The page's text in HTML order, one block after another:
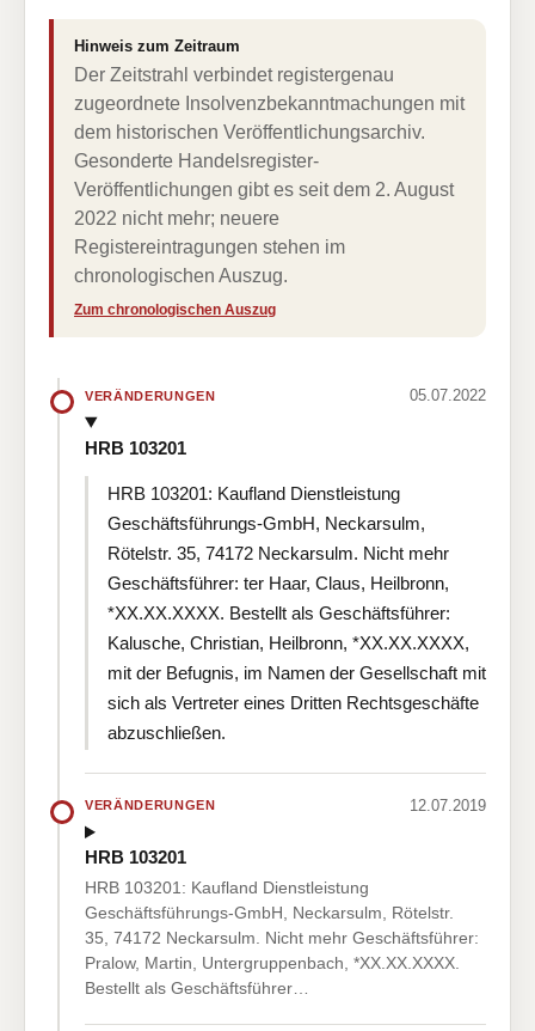
Hinweis zum Zeitraum
Der Zeitstrahl verbindet registergenau
zugeordnete Insolvenzbekanntmachungen mit
dem historischen Veröffentlichungsarchiv.
Gesonderte Handelsregister-
Veröffentlichungen gibt es seit dem 2. August
2022 nicht mehr; neuere
Registereintragungen stehen im
chronologischen Auszug.
Zum chronologischen Auszug
VERÄNDERUNGEN 05.07.2022
HRB 103201
HRB 103201: Kaufland Dienstleistung
Geschäftsführungs-GmbH, Neckarsulm,
Rötelstr. 35, 74172 Neckarsulm. Nicht mehr
Geschäftsführer: ter Haar, Claus, Heilbronn,
*XX.XX.XXXX. Bestellt als Geschäftsführer:
Kalusche, Christian, Heilbronn, *XX.XX.XXXX,
mit der Befugnis, im Namen der Gesellschaft mit
sich als Vertreter eines Dritten Rechtsgeschäfte
abzuschließen.
VERÄNDERUNGEN 12.07.2019
HRB 103201
HRB 103201: Kaufland Dienstleistung
Geschäftsführungs-GmbH, Neckarsulm, Rötelstr.
35, 74172 Neckarsulm. Nicht mehr Geschäftsführer:
Pralow, Martin, Untergruppenbach, *XX.XX.XXXX.
Bestellt als Geschäftsführer…